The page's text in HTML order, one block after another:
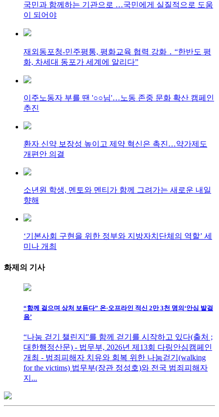
국민과 함께하는 기관으로 …국민에게 실질적으로 도움
이 되어야
재외동포청-민주평통, 평화교육 협력 강화 ․ “한반도 평
화, 차세대 동포가 세계에 알리다”
이주노동자 부를 땐 '○○님'…노동 존중 문화 확산 캠페인
추진
환자 신약 보장성 높이고 제약 혁신은 촉진…약가제도
개편안 의결
소년원 학생, 멘토와 멘티가 함께 그려가는 새로운 내일
향해
‘기본사회 구현을 위한 정부와 지방자치단체의 역할’ 세
미나 개최
화제의 기사
“함께 걸으며 상처 보듬다” 온·오프라인 적신 2만 3천 명의‘안심 발걸
음’
“나눔 걷기 챌린지”를 함께 걷기를 시작하고 있다(출처 ;
대한행정산문) - 법무부, 2026년 제13회 다링안심캠페인
개최 - 범죄피해자 치유와 회복 위한 나눔걷기(walking
for the victims) 법무부(장관 정성호)와 전국 범죄피해자
지...